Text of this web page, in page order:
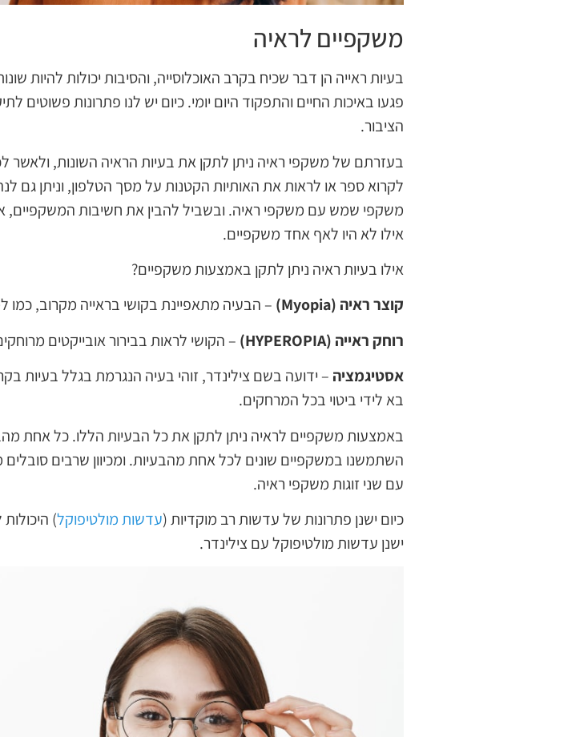
משקפיים לראיה
בעיות ראייה הן דבר שכיח בקרב האוכלוסייה, והסיבות יכולות להיות
פגעו באיכות החיים והתפקוד היום יומי. כיום יש לנו פתרונות פשוטים
הציבור.
בעזרתם של משקפי ראיה ניתן לתקן את בעיות הראיה השונות, ולאשר
לקרוא ספר או לראות את האותיות הקטנות על מסך הטלפון, וניתן גם
משקפי שמש עם משקפי ראיה. ובשביל להבין את חשיבות המשקפיים,
אילו לא היו לאף אחד משקפיים.
אילו בעיות ראיה ניתן לתקן באמצעות משקפיים?
קוצר ראיה (Myopia)
– הבעיה מתאפיינת בקושי בראייה מקרוב,
רוחק ראייה (HYPEROPIA)
– הקושי לראות בבירור אובייקטים
אסטיגמציה – ידועה בשם צילינדר, זוהי בעיה הנגרמת בגלל בעיות
בא לידי ביטוי בכל המרחקים.
באמצעות משקפיים לראיה ניתן לתקן את כל הבעיות הללו. כל אחת
השתמשנו במשקפיים שונים לכל אחת מהבעיות. ומכיוון שרבים
עם שני זוגות משקפי ראיה.
כיום ישנן פתרונות של עדשות רב מוקדיות (עדשות מולטיפוקל)
ישנן עדשות מולטיפוקל עם צילינדר.